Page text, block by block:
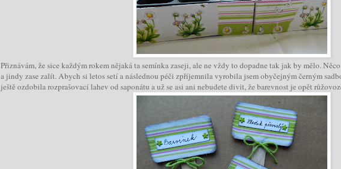
Přiznávám, že sice každým rokem nějaká ta semínka zaseji, ale ne vždy to dopadne tak jak by mělo.
a jindy zase zalít. Abych si letos setí a následnou péči zpříjemnila vyrobila jsem obyčejným černým
ještě ozdobila rozprašovací lahev od saponátu a už se asi ani nebudete divit, že barevnost je opět